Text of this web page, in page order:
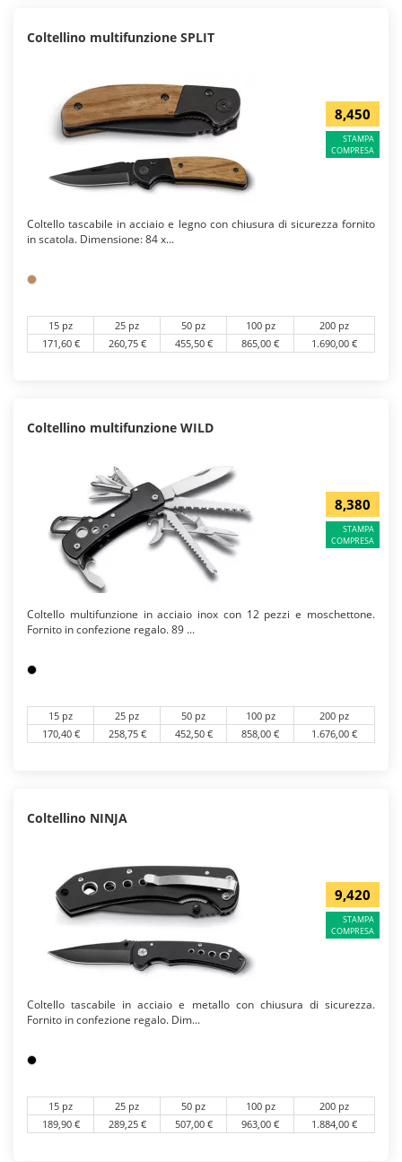
Coltellino multifunzione SPLIT
8,450
STAMPA
COMPRESA
Coltello tascabile in acciaio e legno con chiusura di sicurezza fornito
in scatola. Dimensione: 84 x...
15 pz 25 pz 50 pz 100 pz
200 pz
171,60 €
260,75 € 455,50 € 865,00 € 1.690,00 €
Coltellino multifunzione WILD
8,380
STAMPA
COMPRESA
Coltello multifunzione in acciaio inox con 12 pezzi e moschettone.
Fornito in confezione regalo. 89 ...
15 pz 25 pz 50 pz 100 pz
200 pz
170,40 €
258,75 € 452,50 € 858,00 € 1.676,00 €
Coltellino NINJA
9,420
STAMPA
COMPRESA
Coltello tascabile in acciaio e metallo con chiusura di sicurezza.
Fornito in confezione regalo. Dim...
15 pz 25 pz 50 pz 100 pz
200 pz
189,90 €
289,25 € 507,00 € 963,00 € 1.884,00 €